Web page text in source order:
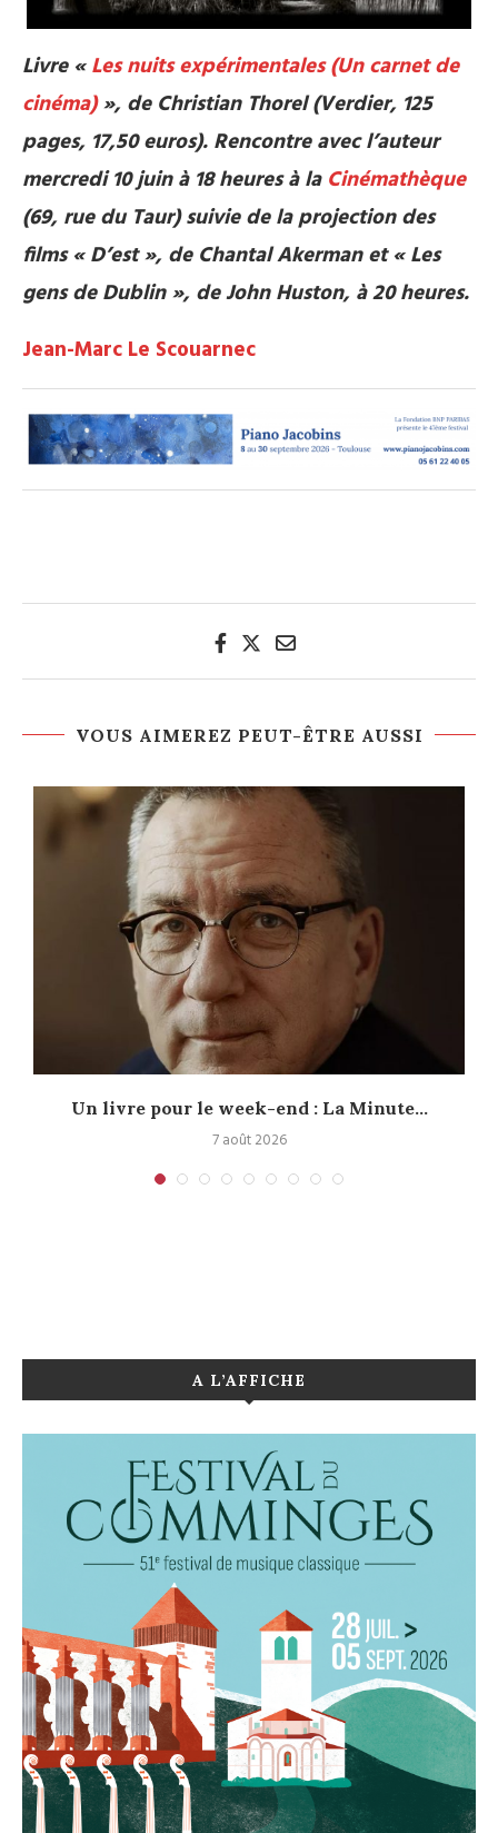
Livre «Les nuits expérimentales (Un carnet de
cinéma)», de Christian Thorel (Verdier, 125
pages, 17,50 euros). Rencontre avec l’auteur
mercredi 10 juin à 18 heures à la Cinémathèque
(69, rue du Taur) suivie de la projection des
films « D’est », de Chantal Akerman et « Les
gens de Dublin », de John Huston, à 20 heures.
Jean-Marc Le Scouarnec
VOUS AIMEREZ PEUT-ÊTRE AUSSI
Un livre pour le week-end : La Minute...
7 août 2026
A L’AFFICHE